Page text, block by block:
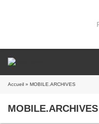
Accueil » MOBILE.ARCHIVES
MOBILE.ARCHIVES